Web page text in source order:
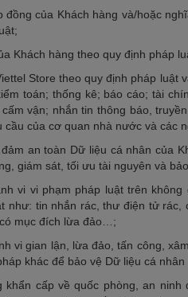
của Khách hàng và/hoặc
Khách hàng theo quy định pháp
Store theo quy định pháp
toán; thống kê; báo cáo; tài
vận; nhắn tin thông báo,
cầu của cơ quan nhà nước và các
an toàn Dữ liệu cá nhân của
giám sát, tối ưu tài nguyên và
vi vi phạm pháp luật trên
như: tin nhắn rác, thư điện tử
mục đích lừa đảo…;
vi gian lận, lừa đảo, tấn công,
khác để bảo vệ Dữ liệu cá nhân
cấp về quốc phòng, an